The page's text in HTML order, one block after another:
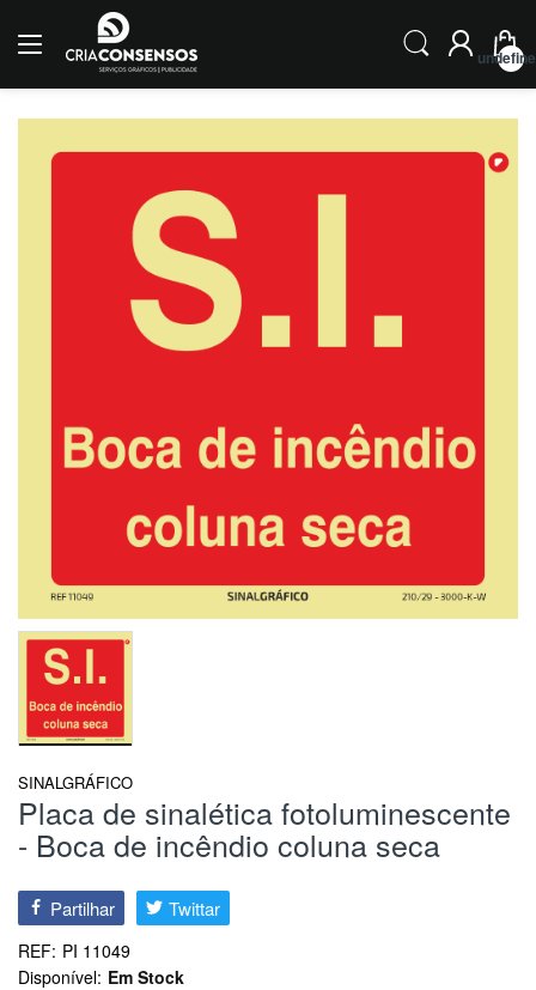
SINALGRÁFICO
Placa de sinalética fotoluminescente
- Boca de incêndio coluna seca
Partilhar Twittar
REF: PI 11049
Disponível: Em Stock